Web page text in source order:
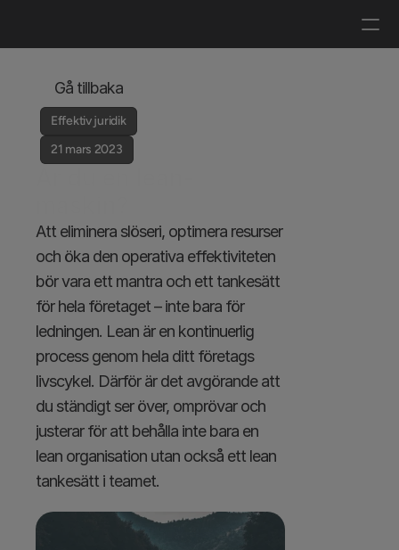
Gå tillbaka
Effektiv juridik
21 mars 2023
Att eliminera slöseri, optimera resurser
och öka den operativa effektiviteten
bör vara ett mantra och ett tankesätt
för hela företaget – inte bara för
ledningen. Lean är en kontinuerlig
process genom hela ditt företags
livscykel. Därför är det avgörande att
du ständigt ser över, omprövar och
justerar för att behålla inte bara en
lean organisation utan också ett lean
tankesätt i teamet.